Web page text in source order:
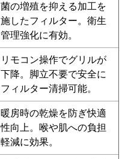
菌の増殖を抑える加工を
施したフィルター。衛生
管理強化に有効。
リモコン操作でグリルが
下降。脚立不要で安全に
フィルター清掃可能。
暖房時の乾燥を防ぎ快適
性向上。喉や肌への負担
軽減に効果。